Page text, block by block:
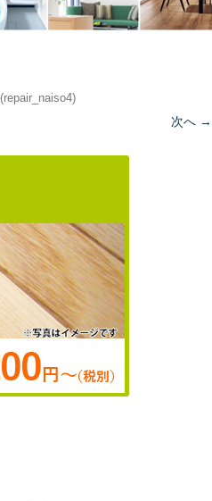
(repair_naiso4)
次へ →